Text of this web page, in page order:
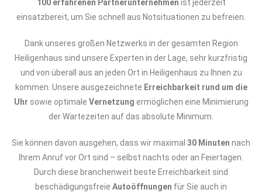
100 erfahrenen Partnerunternehmen ist jederzeit
einsatzbereit, um Sie schnell aus Notsituationen zu befreien.
Dank unseres großen Netzwerks in der gesamten Region
Heiligenhaus sind unsere Experten in der Lage, sehr kurzfristig
und von überall aus an jeden Ort in Heiligenhaus zu Ihnen zu
kommen. Unsere ausgezeichnete Erreichbarkeit rund um die
Uhr sowie optimale Vernetzung ermöglichen eine Minimierung
der Wartezeiten auf das absolute Minimum.
Sie können davon ausgehen, dass wir maximal 30 Minuten nach
Ihrem Anruf vor Ort sind – selbst nachts oder an Feiertagen.
Durch diese branchenweit beste Erreichbarkeit sind
beschädigungsfreie Autoöffnungen für Sie auch in